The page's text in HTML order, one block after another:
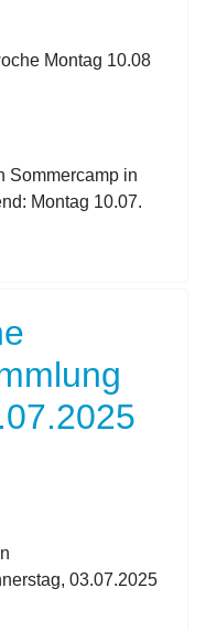
Montag 10.08
Sommercamp in
Montag 10.07.
03.07.2025